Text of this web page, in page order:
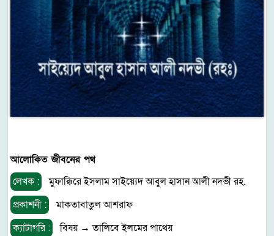
আলোকিত জীবনের পথ
লেখক :
মুফাক্কিরে ইসলাম সাইয়্যেদ আবুল হাসান আলী নদভী রহ.
প্রকাশনী :
মাকতাবাতুল আশরাফ
ক্যাটাগরি :
বিষয়→তালিবে ইলমের পাথেয়